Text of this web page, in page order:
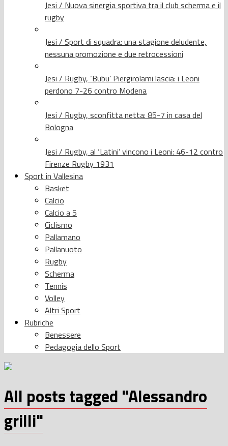
Jesi / Nuova sinergia sportiva tra il club scherma e il
rugby
Jesi / Sport di squadra: una stagione deludente,
nessuna promozione e due retrocessioni
Jesi / Rugby, ‘Bubu’ Piergirolami lascia: i Leoni
perdono 7-26 contro Modena
Jesi / Rugby, sconfitta netta: 85-7 in casa del
Bologna
Jesi / Rugby, al ‘Latini’ vincono i Leoni: 46-12 contro
Firenze Rugby 1931
Sport in Vallesina
Basket
Calcio
Calcio a 5
Ciclismo
Pallamano
Pallanuoto
Rugby
Scherma
Tennis
Volley
Altri Sport
Rubriche
Benessere
Pedagogia dello Sport
All posts tagged "Alessandro
grilli"